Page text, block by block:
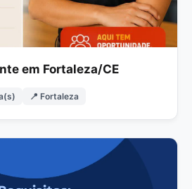
em Fortaleza/CE
📍 Fortaleza